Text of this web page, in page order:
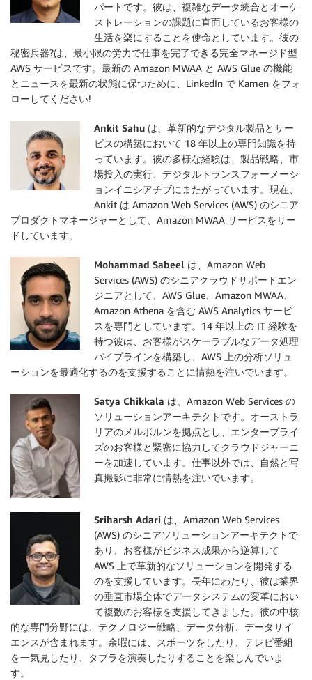
パートです。彼は、複雑なデータ統合とオーケ
ストレーションの課題に直面しているお客様の
生活を楽にすることを使命としています。彼の
秘密兵器?は、最小限の労力で仕事を完了できる完全マネージド型
AWS サービスです。最新の Amazon MWAA と AWS Glue の機能
とニュースを最新の状態に保つために、LinkedIn で Kamen をフォ
ローしてください!
Ankit Sahu は、革新的なデジタル製品とサー
ビスの構築において 18 年以上の専門知識を持
っています。彼の多様な経験は、製品戦略、市
場投入の実行、デジタルトランスフォーメーシ
ョンイニシアチブにまたがっています。現在、
Ankit は Amazon Web Services (AWS) のシニア
プロダクトマネージャーとして、Amazon MWAA サービスをリー
ドしています。
Mohammad Sabeel は、Amazon Web
Services (AWS) のシニアクラウドサポートエン
ジニアとして、AWS Glue、Amazon MWAA、
Amazon Athena を含む AWS Analytics サービ
スを専門としています。14 年以上の IT 経験を
持つ彼は、お客様がスケーラブルなデータ処理
パイプラインを構築し、AWS 上の分析ソリュ
ーションを最適化するのを支援することに情熱を注いでいます。
Satya Chikkala は、Amazon Web Services の
ソリューションアーキテクトです。オーストラ
リアのメルボルンを拠点とし、エンタープライ
ズのお客様と緊密に協力してクラウドジャーニ
ーを加速しています。仕事以外では、自然と写
真撮影に非常に情熱を注いでいます。
Sriharsh Adari は、Amazon Web Services
(AWS) のシニアソリューションアーキテクトで
あり、お客様がビジネス成果から逆算して
AWS 上で革新的なソリューションを開発する
のを支援しています。長年にわたり、彼は業界
の垂直市場全体でデータシステムの変革におい
て複数のお客様を支援してきました。彼の中核
的な専門分野には、テクノロジー戦略、データ分析、データサイ
エンスが含まれます。余暇には、スポーツをしたり、テレビ番組
を一気見したり、タブラを演奏したりすることを楽しんでいま
す。